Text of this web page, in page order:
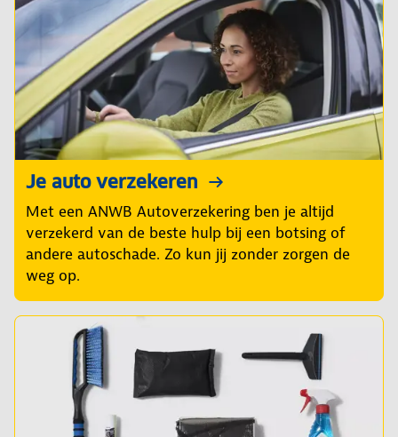
Je auto verzekeren
Met een ANWB Autoverzekering ben je altijd
verzekerd van de beste hulp bij een botsing of
andere autoschade. Zo kun jij zonder zorgen de
weg op.